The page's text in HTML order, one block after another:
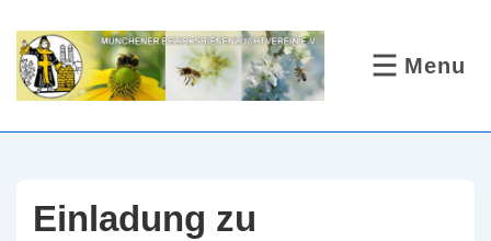
Zum
Inhalt
Menu
MENÜ
Einladung zu